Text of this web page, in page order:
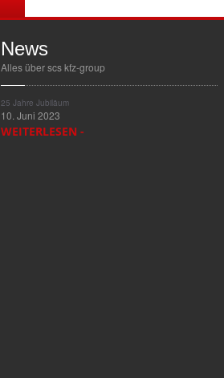
News
Alles über scs kfz-group
25 Jahre Jubiläum
10. Juni 2023
WEITERLESEN -